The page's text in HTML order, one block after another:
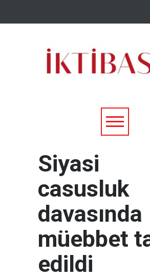
Siyasi
casusluk
davasında
müebbet
edildi